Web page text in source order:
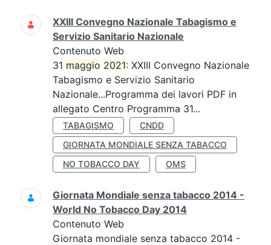
XXIII Convegno Nazionale Tabagismo e
Servizio Sanitario Nazionale
Contenuto Web
31 maggio 2021: XXIII Convegno Nazionale
Tabagismo e Servizio Sanitario
Nazionale...Programma dei lavori PDF in
allegato Centro Programma 31...
TABAGISMO
CNDD
GIORNATA MONDIALE SENZA TABACCO
NO TOBACCO DAY
OMS
Giornata Mondiale senza tabacco 2014 -
World No Tobacco Day 2014
Contenuto Web
Giornata mondiale senza tabacco 2014 -